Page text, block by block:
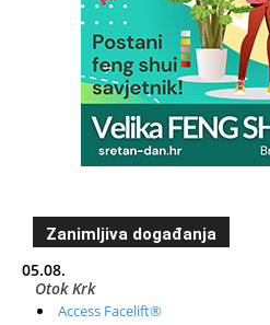
Zanimljiva događanja
05.08.
Otok Krk
Access Facelift®